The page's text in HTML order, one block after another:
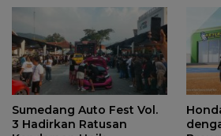
Sumedang Auto Fest Vol.
3 Hadirkan Ratusan